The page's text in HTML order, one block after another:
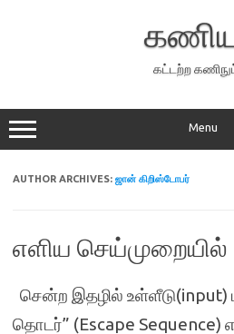
கட்டற்ற
Menu
AUTHOR ARCHIVES: ஜான் கிறிஸ்டோபர்
எளிய செய்முறையில்
சென்ற இதழில் உள்ளீடு(input)
தொடர்” (Escape